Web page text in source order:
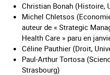
Christian Bonah (Histoire,
Michel Chletsos
auteur de « Strategic
Health Care » paru en
Céline Pauthier (Droit,
Paul-Arthur Tortosa
Strasbourg)